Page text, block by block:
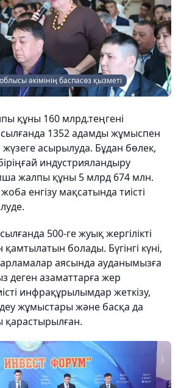
әкімінің баспасөз қызметі
құны 160 млрд.теңгені
1352 адамды жұмыспен
асырылуда. Бұдан бөлек,
индустрияландыру
жалпы құны 5 млрд 674 млн.
енгізу мақсатында тиісті
500-ге жуық жергілікті
болады. Бүгінгі күні,
аясында ауданымызға
деген азаматтарға жер
инфрақұрылымдар жеткізу,
жұмыстары және басқа да
қарастырылған.